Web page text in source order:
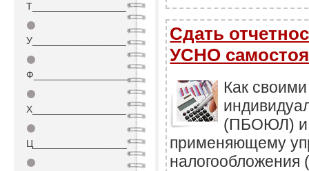
Т_________________
⚫
У_________________
⚫
Ф_________________
⚫
Х_________________
⚫
Ц_________________
⚫
Сдать
УСНО
Как
(ПБОЮЛ) и
применяющему